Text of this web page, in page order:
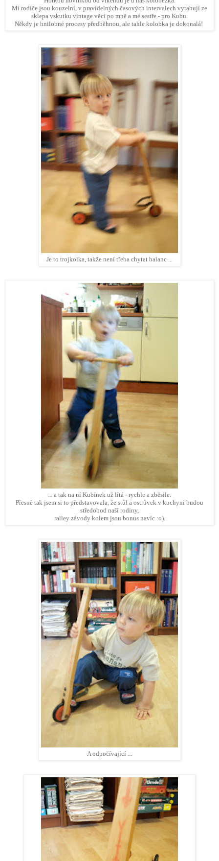
Mí rodiče jsou kouzelní, v pravidelných časových intervalech vytahují ze
sklepa vskutku vintage věci po mně a mé sestře - pro Kubu.
Někdy je hnilobné procesy předběhnou, ale tahle kolobka je dokonalá!
Je to trojkolka, takže není třeba chytat balanc ...
... a tak na ní Kubínek už lítá - rychle a zběsile.
Přesně tak jsem si to představovala, že stůl a ostrůvek v kuchyni budou
středobod naší rodiny,
ralley závody kolem jsou bonus navíc :o).
A odpočívající ...